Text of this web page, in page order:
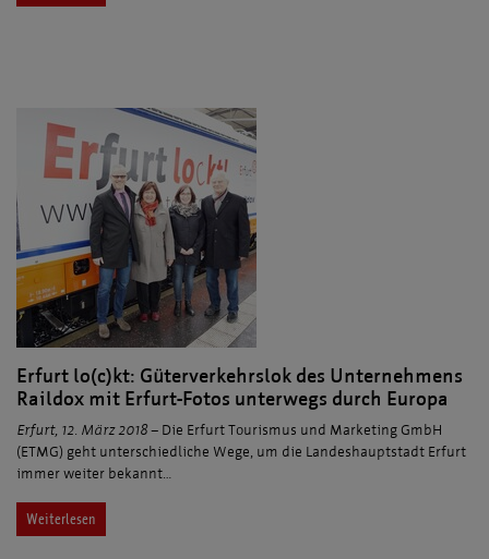
Erfurt lo(c)kt: Güterverkehrslok des Unternehmens
Raildox mit Erfurt-Fotos unterwegs durch Europa
Erfurt, 12. März 2018 – Die Erfurt Tourismus und Marketing GmbH
(ETMG) geht unterschiedliche Wege, um die Landeshauptstadt Erfurt
immer weiter bekannt…
Weiterlesen